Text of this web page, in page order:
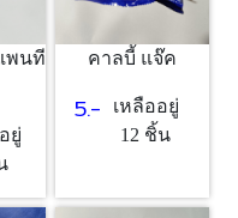
พนที
ยู่
คาลบี้ แจ๊ค
5.-
เหลืออยู่
12 ชิ้น